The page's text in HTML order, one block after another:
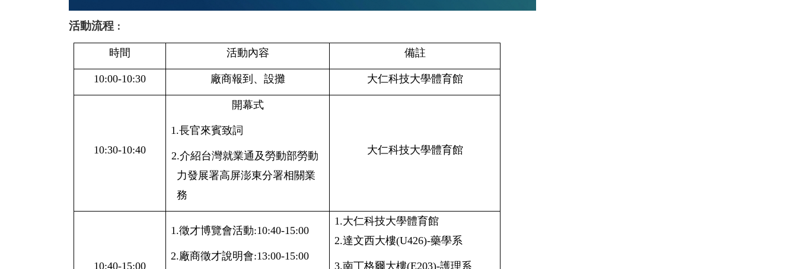
活動流程 ：
時間 活動內容 備註
10:00-10:30 廠商報到、設攤 大仁科技大學體育館
10:30-10:40
開幕式
1.長官來賓致詞
2.介紹台灣就業通及勞動部勞動
力發展署高屏澎東分署相關業
務
大仁科技大學體育館
10:40-15:00
1.徵才博覽會活動:10:40-15:00
2.廠商徵才說明會:13:00-15:00
1.大仁科技大學體育館
2.達文西大樓(U426)-藥學系
3.南丁格爾大樓(E203)-護理系